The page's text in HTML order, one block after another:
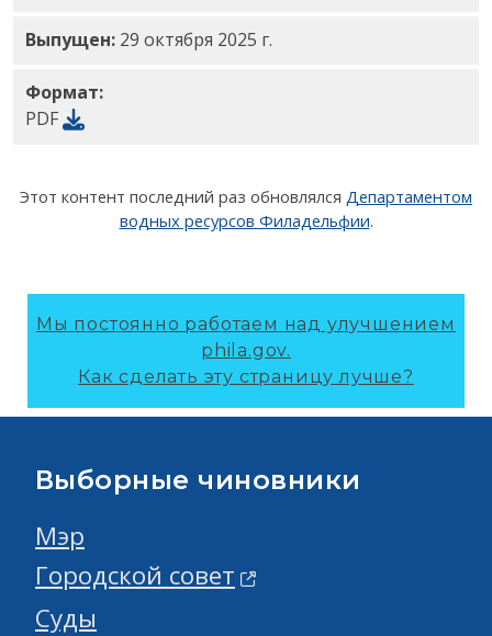
Выпущен: 29 октября 2025 г.
Формат:
PDF
Этот контент последний раз обновлялся Департаментом
водных ресурсов Филадельфии.
Мы постоянно работаем над улучшением
phila.gov.
Как сделать эту страницу лучше?
Выборные чиновники
Мэр
Городской совет
Суды